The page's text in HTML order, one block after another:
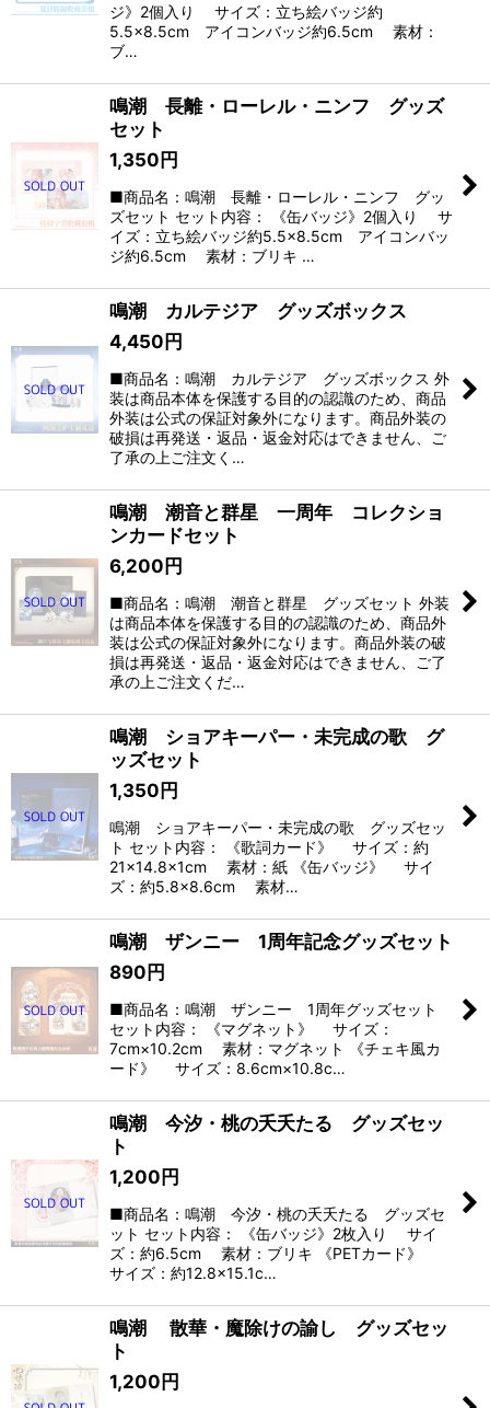
ジ》2個入り サイズ：立ち絵バッジ約
5.5×8.5cm アイコンバッジ約6.5cm 素材：
ブ…
鳴潮 長離・ローレル・ニンフ グッズ
セット
1,350 円
■商品名：鳴潮 長離・ローレル・ニンフ グッ
ズセット セット内容： 《缶バッジ》2個入り サ
イズ：立ち絵バッジ約5.5×8.5cm アイコンバッ
ジ約6.5cm 素材：ブリキ …
鳴潮 カルテジア グッズボックス
4,450 円
■商品名：鳴潮 カルテジア グッズボックス 外
装は商品本体を保護する目的の認識のため、商品
外装は公式の保証対象外になります。商品外装の
破損は再発送・返品・返金対応はできません、ご
了承の上ご注文く…
鳴潮 潮音と群星 一周年 コレクショ
ンカードセット
6,200 円
■商品名：鳴潮 潮音と群星 グッズセット 外装
は商品本体を保護する目的の認識のため、商品外
装は公式の保証対象外になります。商品外装の破
損は再発送・返品・返金対応はできません、ご了
承の上ご注文くだ…
鳴潮 ショアキーパー・未完成の歌 グ
ッズセット
1,350 円
鳴潮 ショアキーパー・未完成の歌 グッズセッ
ト セット内容： 《歌詞カード》 サイズ：約
21×14.8×1cm 素材：紙 《缶バッジ》 サイ
ズ：約5.8×8.6cm 素材…
鳴潮 ザンニー 1周年記念グッズセット
890 円
■商品名：鳴潮 ザンニー 1周年グッズセット
セット内容： 《マグネット》 サイズ：
7cm×10.2cm 素材：マグネット 《チェキ風カ
ード》 サイズ：8.6cm×10.8c…
鳴潮 今汐・桃の夭夭たる グッズセッ
ト
1,200 円
■商品名：鳴潮 今汐・桃の夭夭たる グッズセ
ット セット内容： 《缶バッジ》2枚入り サイ
ズ：約6.5cm 素材：ブリキ 《PETカード》
サイズ：約12.8×15.1c…
鳴潮 散華・魔除けの諭し グッズセッ
ト
1,200 円